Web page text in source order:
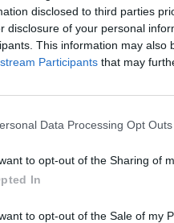
disclosed to third parties
disclosure of your personal
This information may also
Participants that may
Data Processing Opt Outs
to opt-out of the Sharing of
In
to opt-out of the Sale of my
για τη